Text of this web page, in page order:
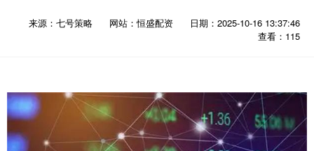
来源：七号策略 网站：恒盛配资
日期：2025-10-16 13:37:46
查看：115